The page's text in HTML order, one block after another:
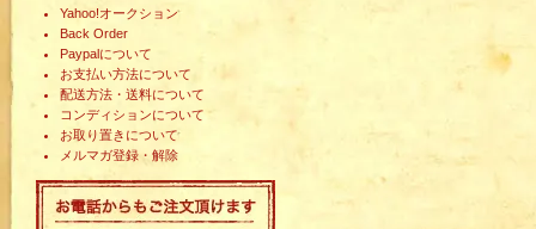
Yahoo!オークション
Back Order
Paypalについて
お支払い方法について
配送方法・送料について
コンディションについて
お取り置きについて
メルマガ登録・解除